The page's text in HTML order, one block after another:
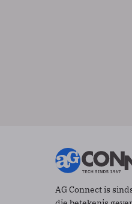
AG Connect is